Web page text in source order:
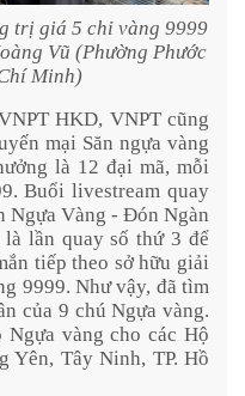
trị giá 5 chỉ vàng 9999
Vũ (Phường Phước
Minh)
HKD, VNPT cũng
mại Săn ngựa vàng
là 12 đại mã, mỗi
Buổi livestream quay
Ngựa Vàng - Đón Ngàn
lần quay số thứ 3 để
tiếp theo sở hữu giải
9999. Như vậy, đã tìm
của 9 chú Ngựa vàng.
vàng cho các Hộ
Yên, Tây Ninh, TP. Hồ